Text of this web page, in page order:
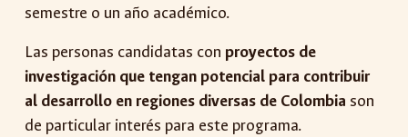
semestre o un año académico.
Las personas candidatas con proyectos de
investigación que tengan potencial para contribuir
al desarrollo en regiones diversas de Colombia son
de particular interés para este programa.